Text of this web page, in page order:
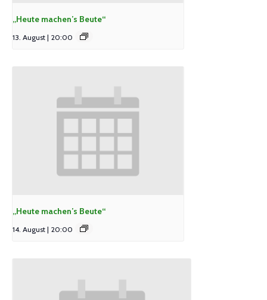
„Heute machen’s Beute“
13. August | 20:00
„Heute machen’s Beute“
14. August | 20:00